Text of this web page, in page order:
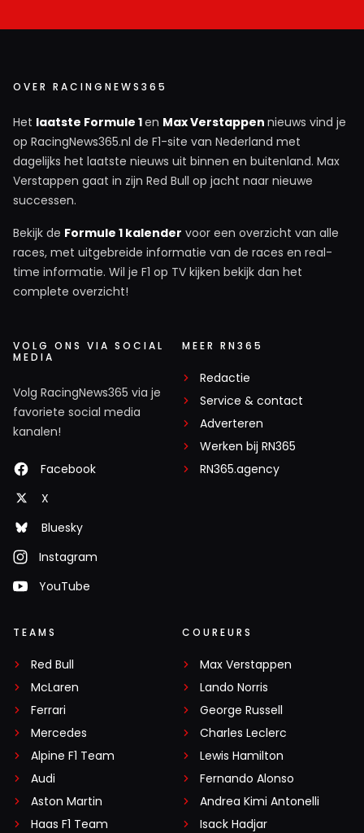
OVER RACINGNEWS365
Het laatste Formule 1en Max Verstappen nieuws vind je
op RacingNews365.nl de F1-site van Nederland met
dagelijks het laatste nieuws uit binnen en buitenland. Max
Verstappen gaat in zijn Red Bull op jacht naar nieuwe
successen.
Bekijk de Formule 1 kalender voor een overzicht van alle
races, met uitgebreide informatie van de races en real-
time informatie. Wil je F1 op TV kijken bekijk dan het
complete overzicht!
VOLG ONS VIA SOCIAL
MEDIA
Volg RacingNews365 via je
favoriete social media
kanalen!
Facebook
X
Bluesky
Instagram
YouTube
MEER RN365
Redactie
Service & contact
Adverteren
Werken bij RN365
RN365.agency
TEAMS
Red Bull
McLaren
Ferrari
Mercedes
Alpine F1 Team
Audi
Aston Martin
Haas F1 Team
COUREURS
Max Verstappen
Lando Norris
George Russell
Charles Leclerc
Lewis Hamilton
Fernando Alonso
Andrea Kimi Antonelli
Isack Hadjar